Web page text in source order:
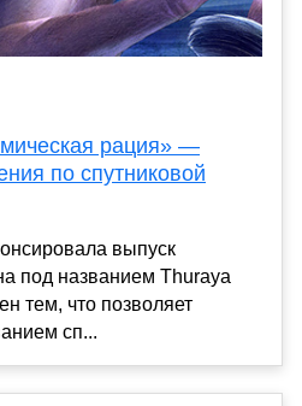
рация» —
по спутниковой
выпуск
под названием Thuraya
тем, что позволяет
сп...